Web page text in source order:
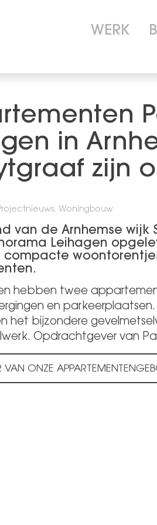
WERK
in
zijn
Woningbouw
van de Arnhemse wijk
Leihagen
compacte
hebben twee
en
het bijzondere
Opdrachtgever van
VAN ONZE